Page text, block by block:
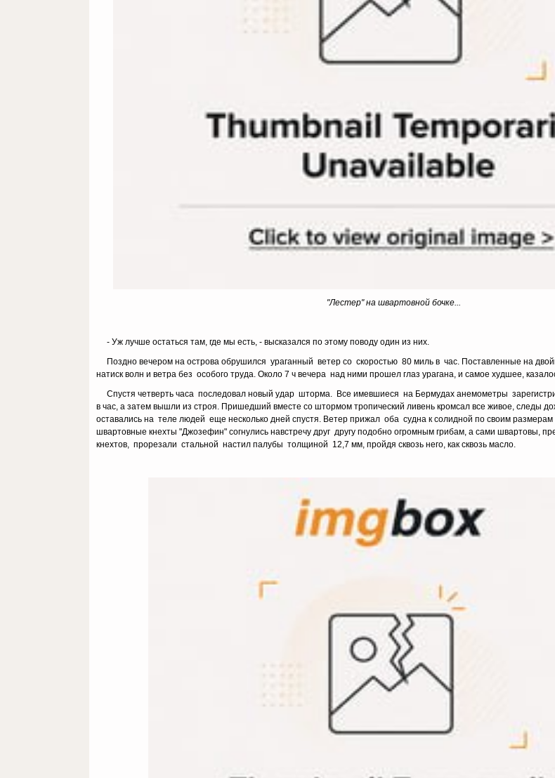
"Лестер" на швартовной бочке...
- Уж лучше остаться там, где мы есть, - высказался по этому поводу один из них.
Поздно вечером на острова обрушился ураганный ветер со скоростью 80 миль в час. Поставленные на
натиск волн и ветра без особого труда. Около 7 ч вечера над ними прошел глаз урагана, и самое худшее,
Спустя четверть часа последовал новый удар шторма. Все имевшиеся на Бермудах анемометры
в час, а затем вышли из строя. Пришедший вместе со штормом тропический ливень кромсал все живое, следы
оставались на теле людей еще несколько дней спустя. Ветер прижал оба судна к солидной по своим размерам
швартовные кнехты "Джозефин" согнулись навстречу друг другу подобно огромным грибам, а сами швартовы,
кнехтов, прорезали стальной настил палубы толщиной 12,7 мм, пройдя сквозь него, как сквозь масло.